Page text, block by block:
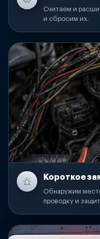
Считаем и
и сбросим их.
Короткое
Обнаружим
проводку и